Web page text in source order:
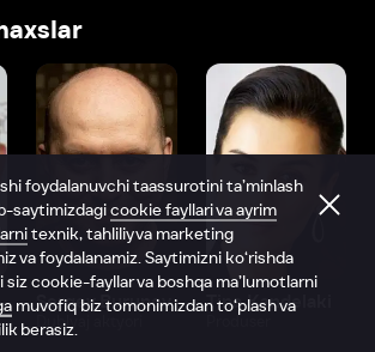
Sergey Burunov
Dublyaj aktyori
Tina Kandelaki
foydalanuvchi taassurotini ta’minlash
saytimizdagicookie fayllari va ayrim
texnik, tahliliy va marketing
va foydalanamiz. Saytimizni ko‘rishda
cookie-fayllar va boshqa ma’lumotlarni
muvofiq biz tomonimizdan to‘plash va
berasiz.